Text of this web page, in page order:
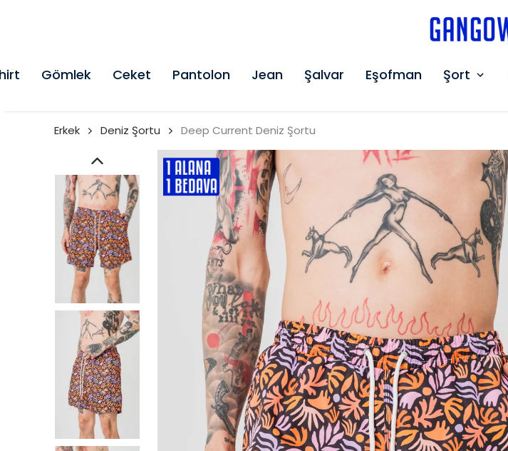
Gömlek Ceket Pantolon Jean Şalvar Eşofman Şort
Erkek Deniz Şortu Deep Current Deniz Şortu